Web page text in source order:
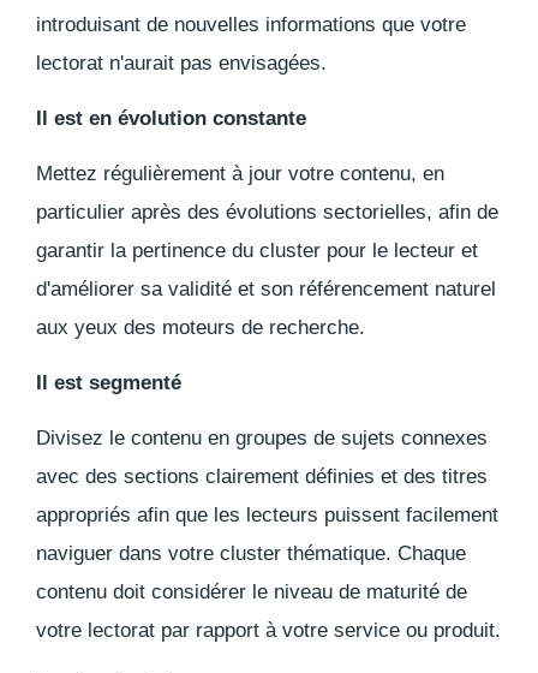
introduisant de nouvelles informations que votre
lectorat n'aurait pas envisagées.
Il est en évolution constante
Mettez régulièrement à jour votre contenu, en
particulier après des évolutions sectorielles, afin de
garantir la pertinence du cluster pour le lecteur et
d'améliorer sa validité et son référencement naturel
aux yeux des moteurs de recherche.
Il est segmenté
Divisez le contenu en groupes de sujets connexes
avec des sections clairement définies et des titres
appropriés afin que les lecteurs puissent facilement
naviguer dans votre cluster thématique. Chaque
contenu doit considérer le niveau de maturité de
votre lectorat par rapport à votre service ou produit.